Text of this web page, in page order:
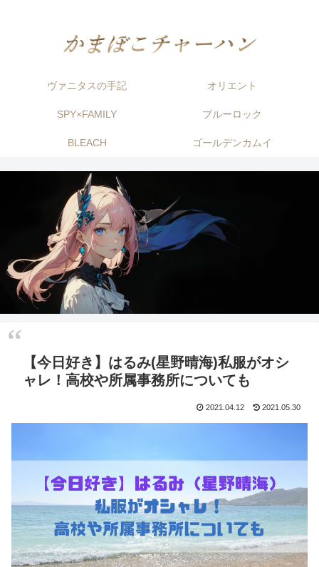
ヴァニタスの手記 オリエント
SPY×FAMILY ブルーロック
BLEACH ゴールデンカムイ
【今日好き】はるみ(星野晴海)私服がオシ
ャレ！高校や所属事務所についても
2021.04.12 2021.05.30